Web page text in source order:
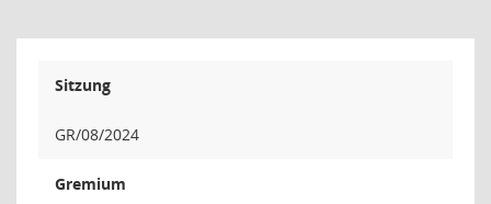
Sitzung
GR/08/2024
Gremium